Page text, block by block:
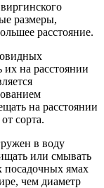
размеры,
расстояние.
их на расстоянии
на расстоянии
сорта.
в воду
или смывать
посадочных ямах
чем диаметр